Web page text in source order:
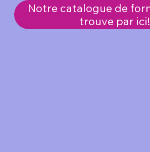
Notre catalogue de
trouve par ici!